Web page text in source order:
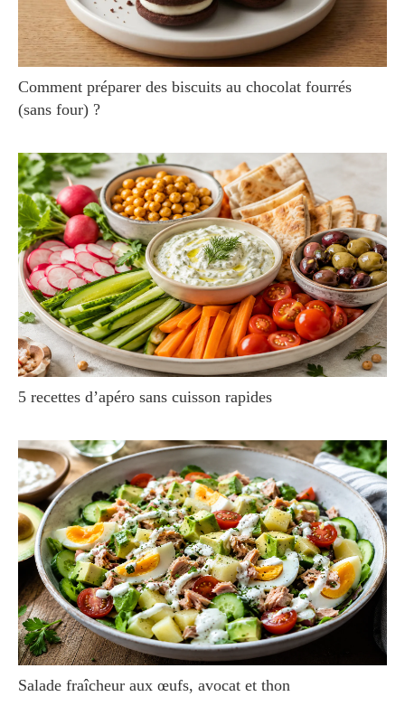
Comment préparer des biscuits au chocolat fourrés
(sans four) ?
5 recettes d’apéro sans cuisson rapides
Salade fraîcheur aux œufs, avocat et thon